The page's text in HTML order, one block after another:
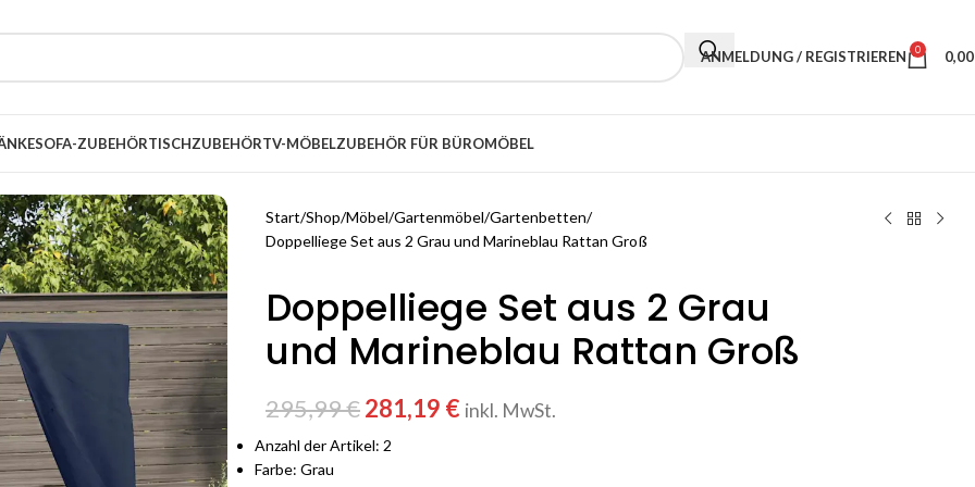
ANMELDUNG / REGISTRIEREN 0
SOFA-ZUBEHÖRTISCHZUBEHÖRTV-MÖBELZUBEHÖR FÜR BÜROMÖBEL
Start Shop Möbel Gartenmöbel Gartenbetten
Doppelliege Set aus 2 Grau und Marineblau Rattan Groß
Doppelliege Set aus 2 Grau
und Marineblau Rattan Groß
295,99€281,19 € inkl. MwSt.
Anzahl der Artikel: 2
Farbe: Grau